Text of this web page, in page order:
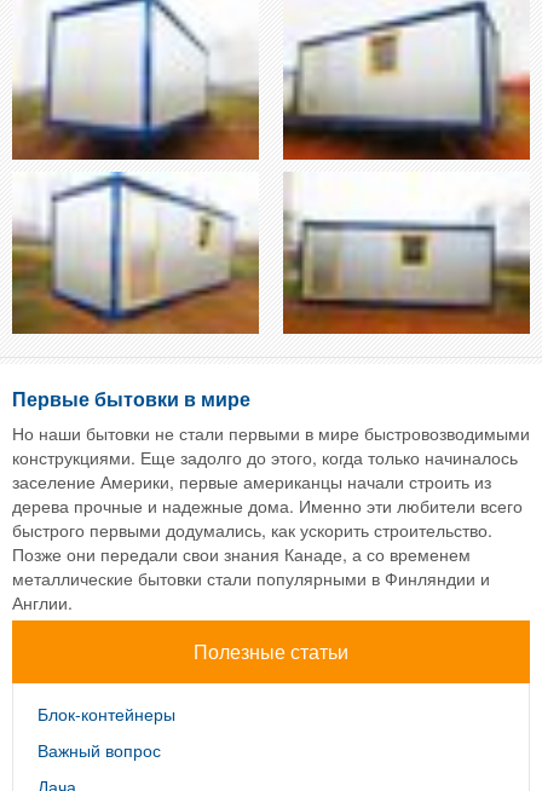
Первые бытовки в мире
Но наши бытовки не стали первыми в мире быстровозводимыми
конструкциями. Еще задолго до этого, когда только начиналось
заселение Америки, первые американцы начали строить из
дерева прочные и надежные дома. Именно эти любители всего
быстрого первыми додумались, как ускорить строительство.
Позже они передали свои знания Канаде, а со временем
металлические бытовки стали популярными в Финляндии и
Англии.
Полезные статьи
Блок-контейнеры
Важный вопрос